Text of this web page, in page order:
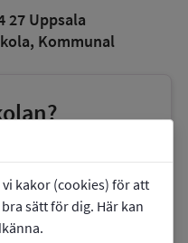
kakor (cookies) för att
sätt för dig. Här kan
27 Uppsala
, Kommunal